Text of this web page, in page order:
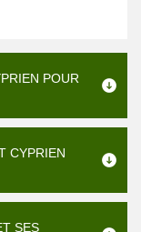
POUR
CYPRIEN
SES